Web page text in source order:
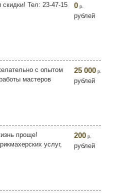
Тел: 23-47-15
0 р.
рублей
с опытом
мастеров
25 000 р.
рублей
проще!
услуг,
200 р.
рублей